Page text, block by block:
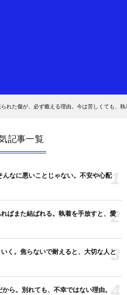
られた傷が、必ず癒える理由。今は苦しくても、
記事一覧
なに悪いことじゃない。不安や心配1
ばまた結ばれる。執着を手放すと、愛2
く。焦らないで耐えると、大切な人と3
ら。別れても、不幸ではない理由。 4